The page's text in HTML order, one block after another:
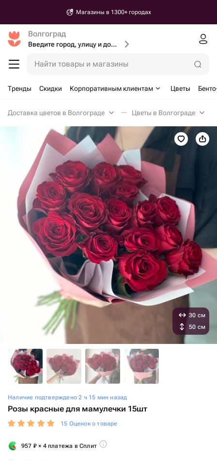
Магазины в 1300+ городах
Волгоград
Введите город, улицу и дом доставки
Найти товары и магазины
Тренды Скидки Корпоративным клиентам Цветы
Доставка цветов в Волгограде Цветы в Волгограде
Наличие подтверждено 2 ч 15 мин назад
Розы красные для мамулечки 15шт
15 Оценок о товаре
957 ₽ × 4 платежа в Сплит
30 см
50 см